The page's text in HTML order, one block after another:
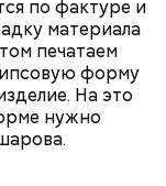
по фактуре и
материала
печатаем
форму
На это
нужно
практику
кузовного
есть
Мастер
Дорохин
проекта
—
Москва»,
в разные
и на